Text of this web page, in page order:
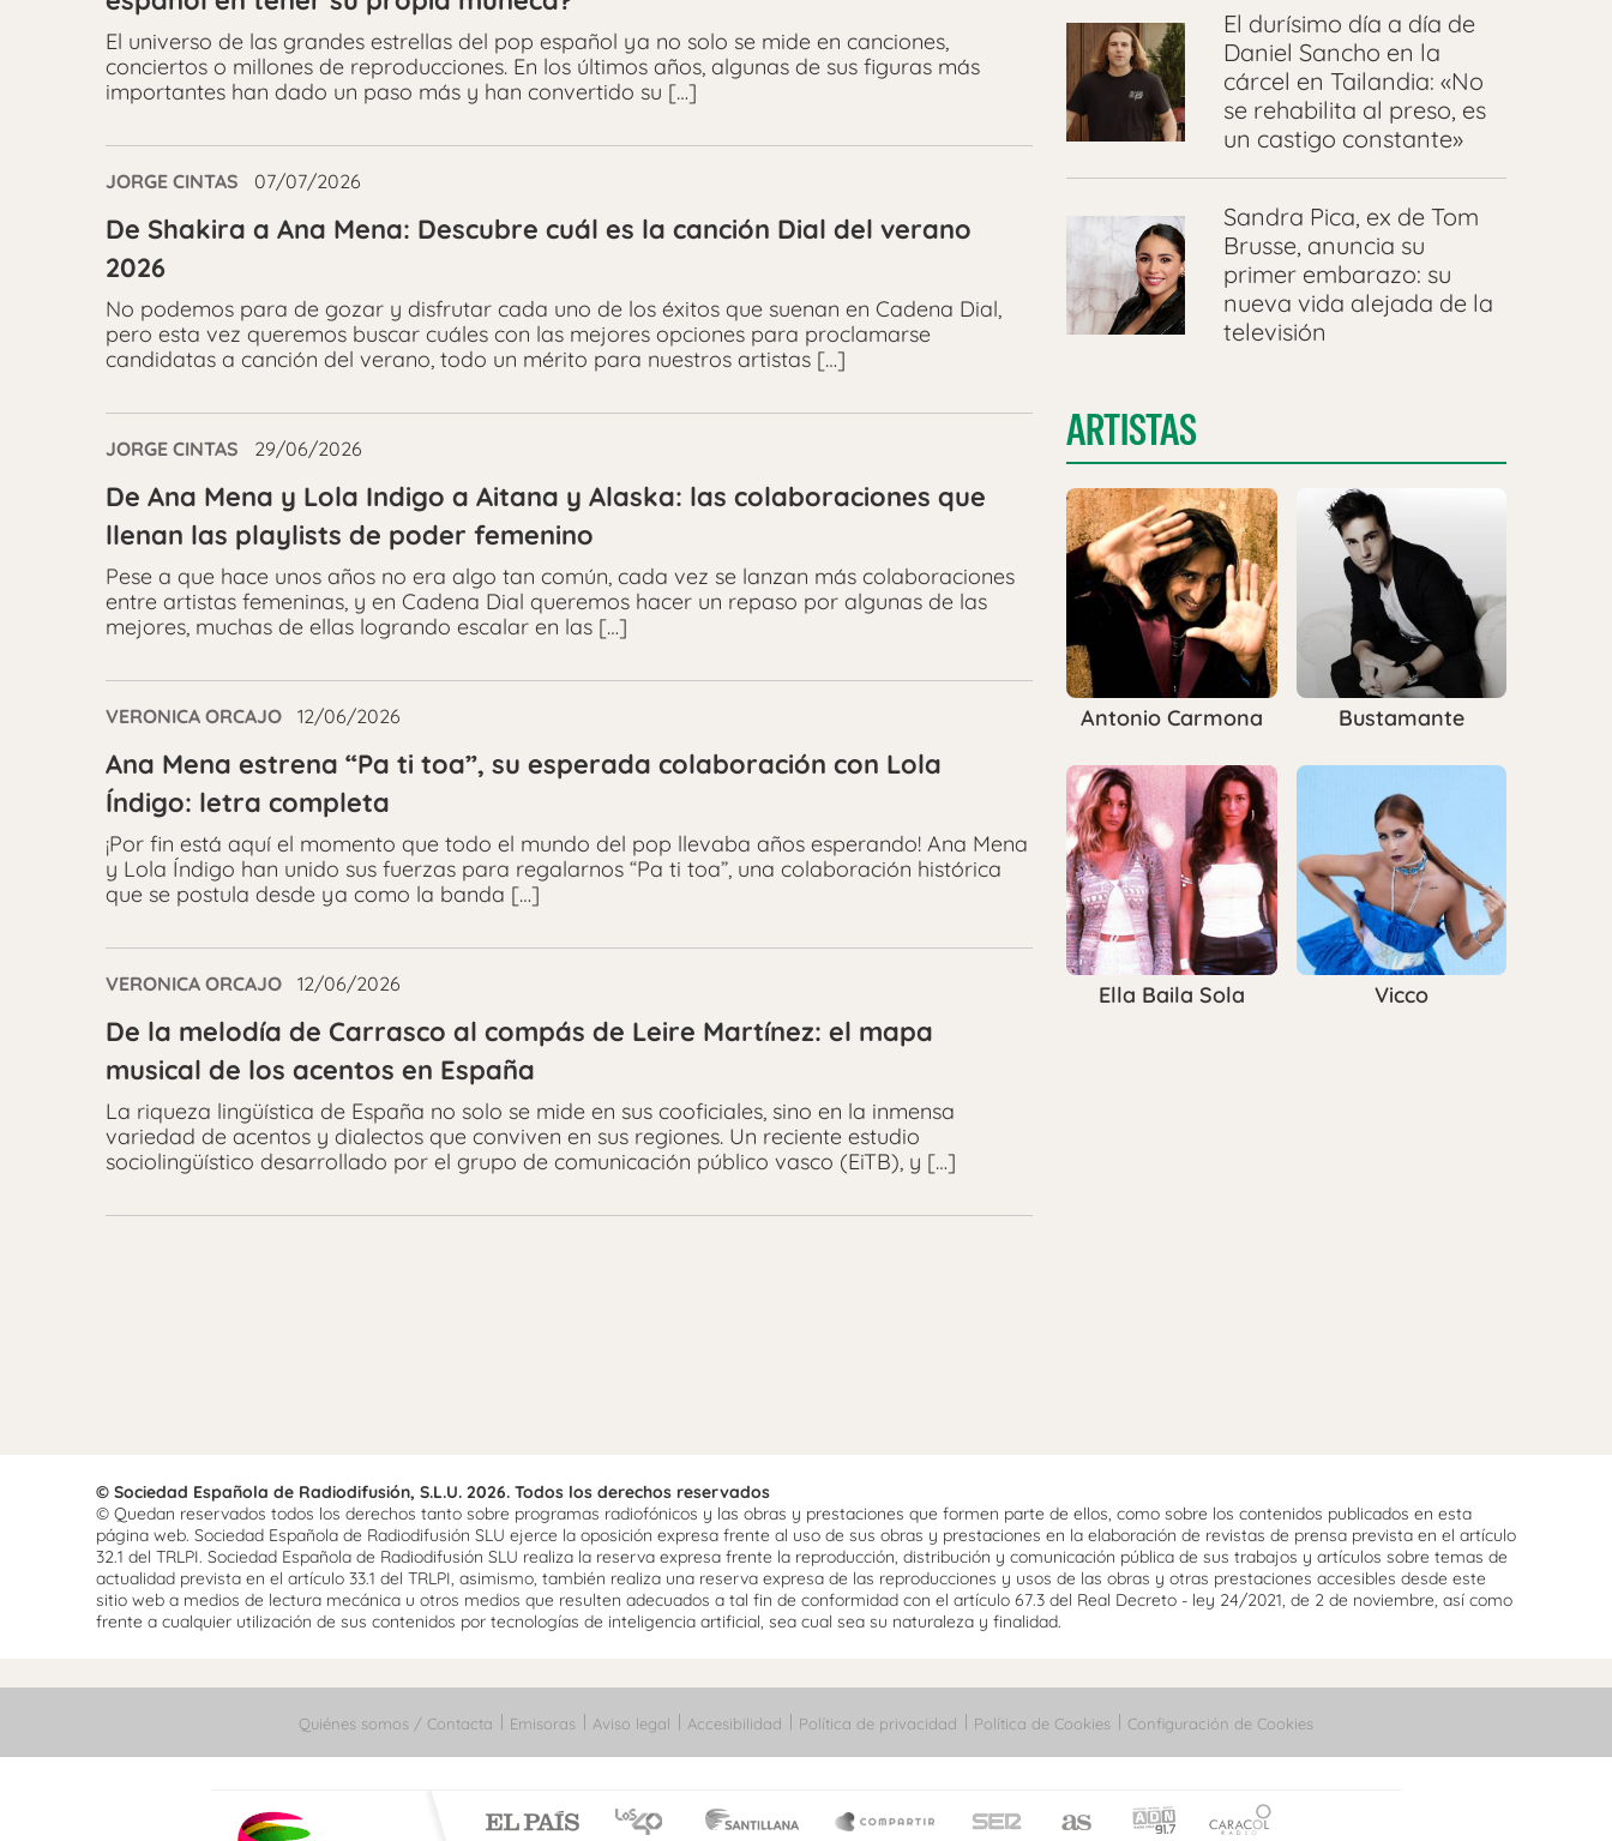
El universo de las grandes estrellas del pop español ya no solo se mide en canciones,
conciertos o millones de reproducciones. En los últimos años, algunas de sus figuras más
importantes han dado un paso más y han convertido su […]
JORGE CINTAS 07/07/2026
De Shakira a Ana Mena: Descubre cuál es la canción Dial del verano
2026
No podemos para de gozar y disfrutar cada uno de los éxitos que suenan en Cadena Dial,
pero esta vez queremos buscar cuáles con las mejores opciones para proclamarse
candidatas a canción del verano, todo un mérito para nuestros artistas […]
JORGE CINTAS 29/06/2026
De Ana Mena y Lola Indigo a Aitana y Alaska: las colaboraciones que
llenan las playlists de poder femenino
Pese a que hace unos años no era algo tan común, cada vez se lanzan más colaboraciones
entre artistas femeninas, y en Cadena Dial queremos hacer un repaso por algunas de las
mejores, muchas de ellas logrando escalar en las […]
VERONICA ORCAJO 12/06/2026
Ana Mena estrena “Pa ti toa”, su esperada colaboración con Lola
Índigo: letra completa
¡Por fin está aquí el momento que todo el mundo del pop llevaba años esperando! Ana Mena
y Lola Índigo han unido sus fuerzas para regalarnos “Pa ti toa”, una colaboración histórica
que se postula desde ya como la banda […]
VERONICA ORCAJO 12/06/2026
De la melodía de Carrasco al compás de Leire Martínez: el mapa
musical de los acentos en España
La riqueza lingüística de España no solo se mide en sus cooficiales, sino en la inmensa
variedad de acentos y dialectos que conviven en sus regiones. Un reciente estudio
sociolingüístico desarrollado por el grupo de comunicación público vasco (EiTB), y […]
El durísimo día a día de
Daniel Sancho en la
cárcel en Tailandia: «No
se rehabilita al preso, es
un castigo constante»
Sandra Pica, ex de Tom
Brusse, anuncia su
primer embarazo: su
nueva vida alejada de la
televisión
ARTISTAS
Antonio Carmona Bustamante
Ella Baila Sola Vicco
© Sociedad Española de Radiodifusión, S.L.U. 2026. Todos los derechos reservados
© Quedan reservados todos los derechos tanto sobre programas radiofónicos y las obras y prestaciones que formen parte de ellos, como sobre los contenidos publicados en esta
página web. Sociedad Española de Radiodifusión SLU ejerce la oposición expresa frente al uso de sus obras y prestaciones en la elaboración de revistas de prensa prevista en el artículo
32.1 del TRLPI. Sociedad Española de Radiodifusión SLU realiza la reserva expresa frente la reproducción, distribución y comunicación pública de sus trabajos y artículos sobre temas de
actualidad prevista en el artículo 33.1 del TRLPI, asimismo, también realiza una reserva expresa de las reproducciones y usos de las obras y otras prestaciones accesibles desde este
sitio web a medios de lectura mecánica u otros medios que resulten adecuados a tal fin de conformidad con el artículo 67.3 del Real Decreto - ley 24/2021, de 2 de noviembre, así como
frente a cualquier utilización de sus contenidos por tecnologías de inteligencia artificial, sea cual sea su naturaleza y finalidad.
Quiénes somos / Contacta Emisoras Aviso legal Accesibilidad Política de privacidad Política de Cookies Configuración de Cookies